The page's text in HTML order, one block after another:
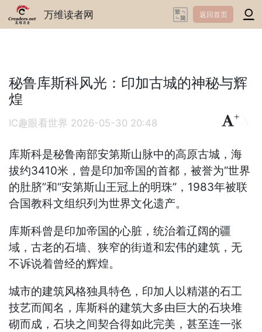
万维读者网 返回首页
秘鲁库斯科风光：印加古城的神秘与辉
煌
IC趣眼看世界 2026-05-30 20:48
+
库斯科‌是秘鲁南部安第斯山脉中的高原古城，海
拔约‌3410米‌，曾是‌印加帝国的首都‌，被誉为“‌世界
的肚脐‌”和“‌安第斯山王冠上的明珠‌”，1983年被联
合国教科文组织列为世界文化遗产。
库斯科曾是印加帝国的心脏，统治着辽阔的疆
域，古老的石墙、狭窄的街道和宏伟的建筑，无
不诉说着曾经的辉煌。
城市的建筑风格独具特色，印加人以精湛的石工
技艺而闻名，库斯科的建筑大多由巨大的石块堆
砌而成，石块之间契合得如此完美，甚至连一张